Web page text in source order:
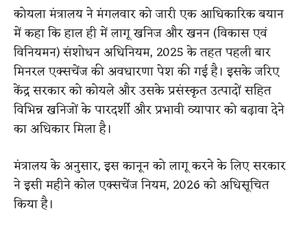
कोयला मंत्रालय ने मंगलवार को जारी एक आधिकारिक बयान
में कहा कि हाल ही में लागू खनिज और खनन (विकास एवं
विनियमन) संशोधन अधिनियम, 2025 के तहत पहली बार
मिनरल एक्सचेंज की अवधारणा पेश की गई है। इसके जरिए
केंद्र सरकार को कोयले और उसके प्रसंस्कृत उत्पादों सहित
विभिन्न खनिजों के पारदर्शी और प्रभावी व्यापार को बढ़ावा देने
का अधिकार मिला है।
मंत्रालय के अनुसार, इस कानून को लागू करने के लिए सरकार
ने इसी महीने कोल एक्सचेंज नियम, 2026 को अधिसूचित
किया है।